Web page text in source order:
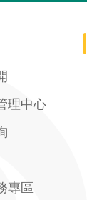
理中心
專區